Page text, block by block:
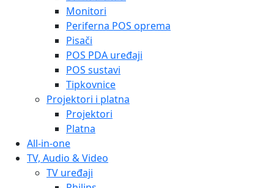
Monitori
Periferna POS oprema
Pisači
POS PDA uređaji
POS sustavi
Tipkovnice
Projektori i platna
Projektori
Platna
All-in-one
TV, Audio & Video
TV uređaji